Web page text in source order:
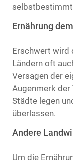
selbstbestimmt
Ernährung
Erschwert wird
Ländern oft
Versagen der
Augenmerk
Städte legen
überlassen.
Andere
Um die